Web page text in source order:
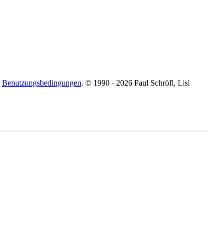
Benutzungsbedingungen. © 1990 - 2026 Paul Schröfl, Lisl